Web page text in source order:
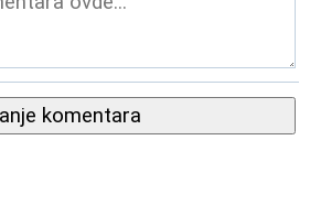
komentara